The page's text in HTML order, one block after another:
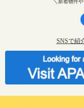
＼新着物件
SNSで紹